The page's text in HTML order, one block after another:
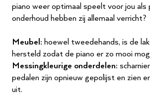
piano weer optimaal speelt voor jou als
onderhoud hebben zij allemaal verricht?
Meubel: hoewel tweedehands, is de
hersteld zodat de piano er zo mooi
Messingkleurige onderdelen:
pedalen zijn opnieuw gepolijst en zien
uit.